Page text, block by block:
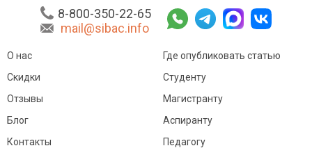
8-800-350-22-65
mail@sibac.info
О нас
Скидки
Отзывы
Блог
Контакты
Где опубликовать статью
Студенту
Магистранту
Аспиранту
Педагогу